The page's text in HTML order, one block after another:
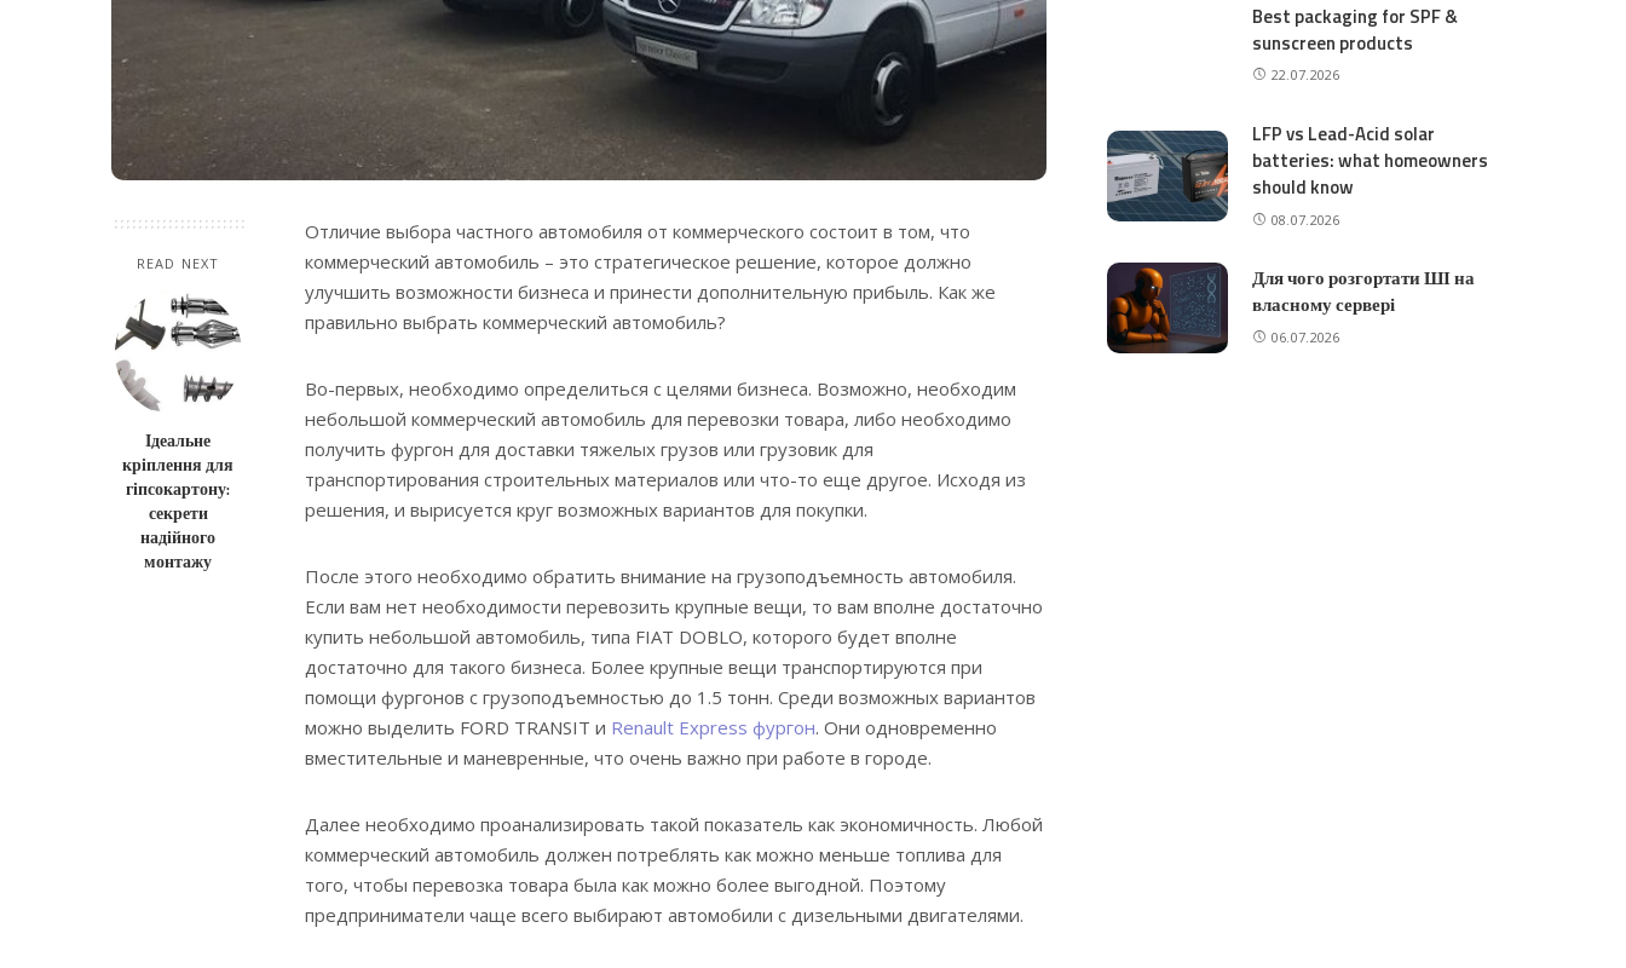
READ NEXT
Ідеальне
кріплення для
гіпсокартону:
секрети
надійного
монтажу
Отличие выбора частного автомобиля от коммерческого состоит в том, что
коммерческий автомобиль – это стратегическое решение, которое должно
улучшить возможности бизнеса и принести дополнительную прибыль. Как же
правильно выбрать коммерческий автомобиль?
Во-первых, необходимо определиться с целями бизнеса. Возможно, необходим
небольшой коммерческий автомобиль для перевозки товара, либо необходимо
получить фургон для доставки тяжелых грузов или грузовик для
транспортирования строительных материалов или что-то еще другое. Исходя из
решения, и вырисуется круг возможных вариантов для покупки.
После этого необходимо обратить внимание на грузоподъемность автомобиля.
Если вам нет необходимости перевозить крупные вещи, то вам вполне достаточно
купить небольшой автомобиль, типа FIAT DOBLO, которого будет вполне
достаточно для такого бизнеса. Более крупные вещи транспортируются при
помощи фургонов с грузоподъемностью до 1.5 тонн. Среди возможных вариантов
можно выделить FORD TRANSIT и Renault Express фургон. Они одновременно
вместительные и маневренные, что очень важно при работе в городе.
Далее необходимо проанализировать такой показатель как экономичность. Любой
коммерческий автомобиль должен потреблять как можно меньше топлива для
того, чтобы перевозка товара была как можно более выгодной. Поэтому
предприниматели чаще всего выбирают автомобили с дизельными двигателями.
Best packaging for SPF &
sunscreen products
22.07.2026
LFP vs Lead-Acid solar
batteries: what homeowners
should know
08.07.2026
Для чого розгортати ШІ на
власному сервері
06.07.2026